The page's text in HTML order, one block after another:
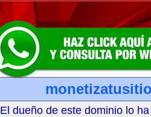
El dueño de este dominio lo